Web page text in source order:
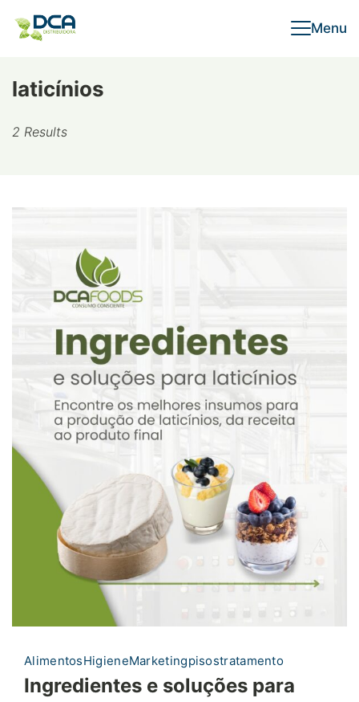
Menu
laticínios
2 Results
AlimentosHigieneMarketingpisostratamento
Ingredientes e soluções para